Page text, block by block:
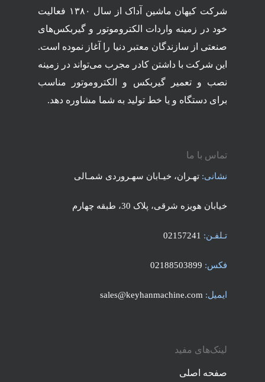
شرکت کیهان ماشین آداک از سال ۱۳۸۰ فعالیت
خود در زمینه واردات الکتروموتور و گیربکس‌های
صنعتی از سازندگان معتبر دنیا را آغاز نموده است.
این شرکت با داشتن کادر مجرب می‌تواند در زمینه
نصب و تعمیر گیربکس و الکتروموتور مناسب
برای دستگاه و یا خط تولید به شما مشاوره دهد.
تماس با ما
نشانی: تهـران، خیـابان سهـروردی شمـالی
خیابان هویزه شرقی، پلاک 30، طبقه چهارم
تـلفـن: 02157241
فکس: 02188503899
ایمیل: sales@keyhanmachine.com
لینک‌های مفید
صفحه اصلی